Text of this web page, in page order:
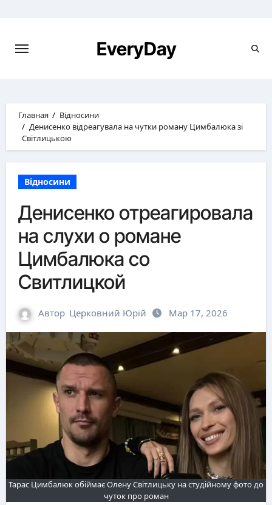
EveryDay
Главная
Відносини
Денисенко відреагувала на чутки роману Цимбалюка зі
Світлицькою
Відносини
Денисенко отреагировала
на слухи о романе
Цимбалюка со
Свитлицкой
Автор Церковний Юрій Мар 17, 2026
Тарас Цимбалюк обіймає Олену Світлицьку на студійному фото до
чуток про роман